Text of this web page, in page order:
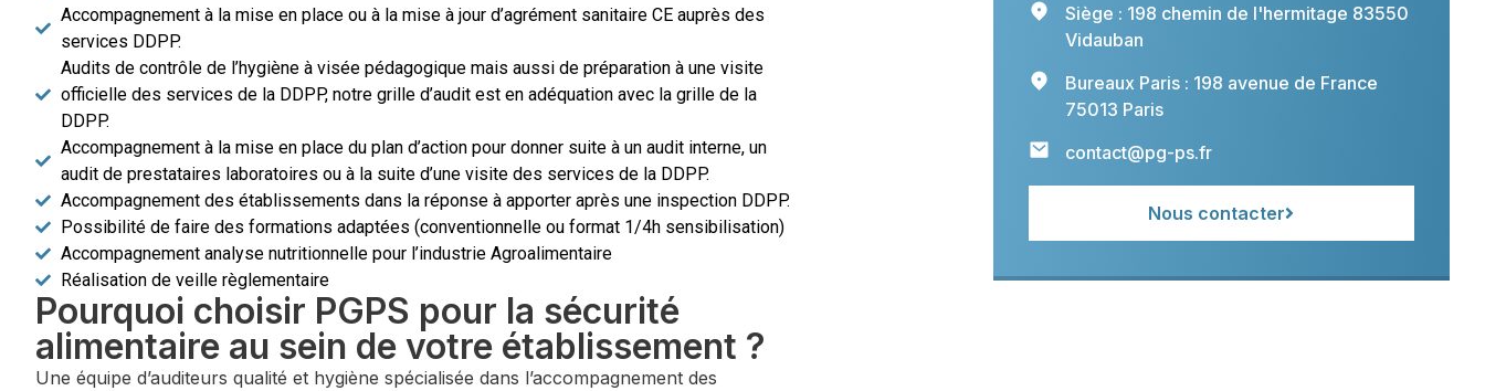
Accompagnement à la mise en place ou à la mise à jour d’agrément sanitaire CE auprès des
services DDPP.
Audits de contrôle de l’hygiène à visée pédagogique mais aussi de préparation à une visite
officielle des services de la DDPP, notre grille d’audit est en adéquation avec la grille de la
DDPP.
Accompagnement à la mise en place du plan d’action pour donner suite à un audit interne, un
audit de prestataires laboratoires ou à la suite d’une visite des services de la DDPP.
Accompagnement des établissements dans la réponse à apporter après une inspection DDPP.
Possibilité de faire des formations adaptées (conventionnelle ou format 1/4h sensibilisation)
Accompagnement analyse nutritionnelle pour l’industrie Agroalimentaire
Réalisation de veille règlementaire
Pourquoi choisir PGPS pour la sécurité
alimentaire au sein de votre établissement ?
Une équipe d’auditeurs qualité et hygiène spécialisée dans l’accompagnement des
Siège : 198 chemin de l'hermitage 83550
Vidauban
Bureaux Paris : 198 avenue de France
75013 Paris
contact@pg-ps.fr
Nous contacter